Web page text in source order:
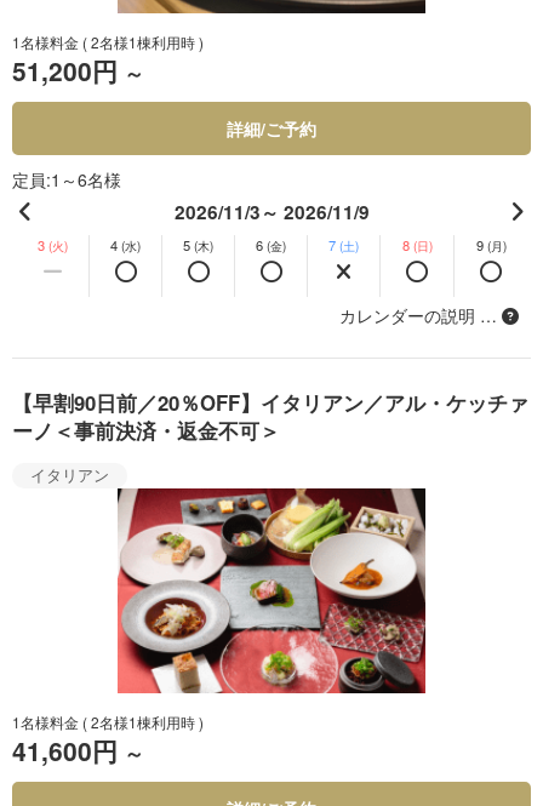
1名様料金 ( 2名様1棟利用時 )
51,200円 ～
詳細/ご予約
定員 1～6名様
2026/11/3～ 2026/11/9
3 (火) 4 (水) 5 (木) 6 (金) 7 (土) 8 (日) 9 (月)
カレンダーの説明 …
【早割90日前／20％OFF】イタリアン／アル・ケッチァ
ーノ＜事前決済・返金不可＞
イタリアン
1名様料金 ( 2名様1棟利用時 )
41,600円 ～